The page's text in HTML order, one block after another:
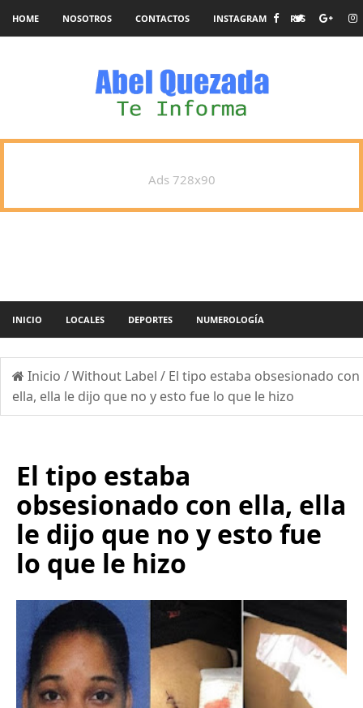
HOME NOSOTROS CONTACTOS INSTAGRAM RSS
Ads 728x90
INICIO LOCALES DEPORTES NUMEROLOGÍA
Inicio /Without Label / El tipo estaba obsesionado con
ella, ella le dijo que no y esto fue lo que le hizo
El tipo estaba
obsesionado con ella, ella
le dijo que no y esto fue
lo que le hizo